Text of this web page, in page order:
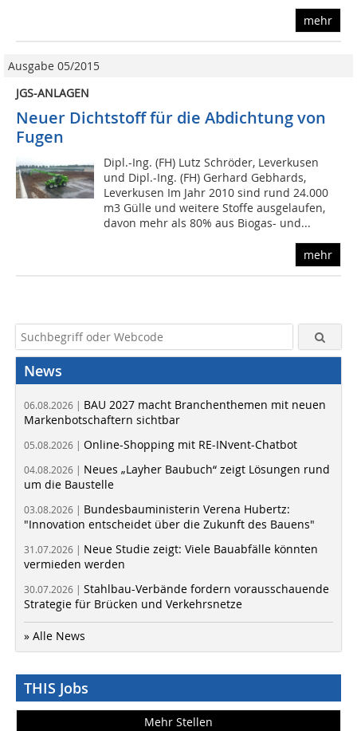
mehr
Ausgabe 05/2015
JGS-ANLAGEN
Neuer Dichtstoff für die Abdichtung von
Fugen
Dipl.-Ing. (FH) Lutz Schröder, Leverkusen
und Dipl.-Ing. (FH) Gerhard Gebhards,
Leverkusen Im Jahr 2010 sind rund 24.000
m3 Gülle und weitere Stoffe ausgelaufen,
davon mehr als 80% aus Biogas- und...
mehr
News
06.08.2026 | BAU 2027 macht Branchenthemen mit neuen
Markenbotschaftern sichtbar
05.08.2026 | Online-Shopping mit RE-INvent-Chatbot
04.08.2026 | Neues „Layher Baubuch“ zeigt Lösungen rund
um die Baustelle
03.08.2026 | Bundesbauministerin Verena Hubertz:
"Innovation entscheidet über die Zukunft des Bauens"
31.07.2026 | Neue Studie zeigt: Viele Bauabfälle könnten
vermieden werden
30.07.2026 | Stahlbau-Verbände fordern vorausschauende
Strategie für Brücken und Verkehrsnetze
» Alle News
THIS Jobs
Mehr Stellen